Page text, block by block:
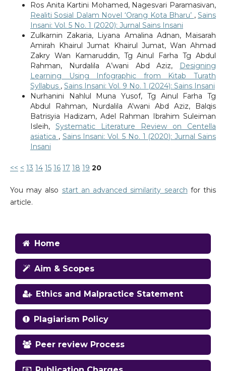
Ros Anita Kartini Mohamed, Nagesvari Paramasivan,
Realiti Sosial Dalam Novel ‘Orang Kota Bharu’ ,Sains
Insani: Vol. 5 No. 1 (2020): Jurnal Sains Insani
Zulkarnin Zakaria, Liyana Amalina Adnan, Maisarah
Amirah Khairul Jumat Khairul Jumat, Wan Ahmad
Zakry Wan Kamaruddin, Tg Ainul Farha Tg Abdul
Rahman, Nurdalila A’wani Abd Aziz,
Designing
Learning Using Infographic from Kitab Turath
Syllabus , Sains Insani: Vol. 9 No. 1 (2024): Sains Insani
Nurhanini Nahlul Muna Yusof, Tg Ainul Farha Tg
Abdul Rahman, Nurdalila A'wani Abd Aziz, Balqis
Batrisyia Hadizam, Adel Rahman Ibrahim Suleiman
Isleih, Systematic Literature Review on Centella
asiatica , Sains Insani: Vol. 5 No. 1 (2020): Jurnal Sains
Insani
<< < 13 14 15 16 17 18 19 20
You may also start an advanced similarity search for this
article.
Home
Aim & Scopes
Ethics and Malpractice Statement
Plagiarism Policy
Peer review Process